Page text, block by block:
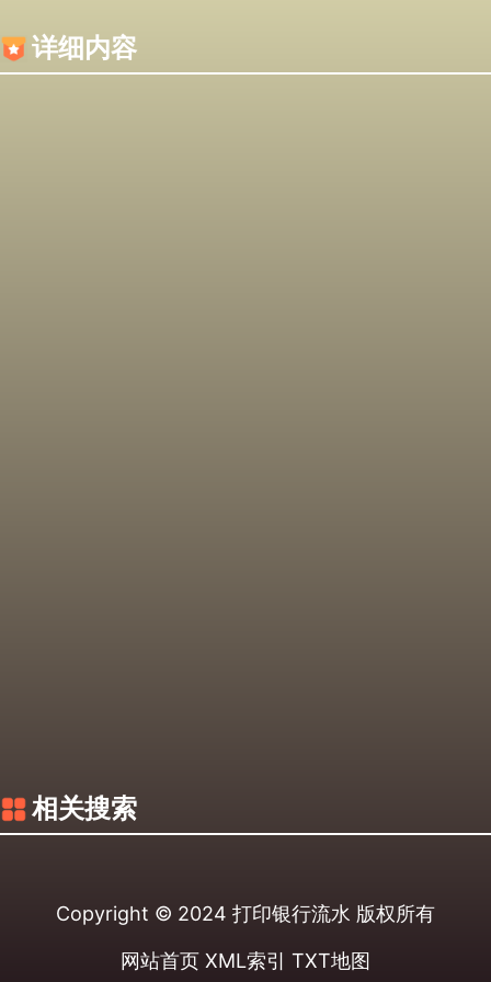
详细内容
相关搜索
Copyright © 2024 打印银行流水 版权所有
网站首页 XML索引 TXT地图